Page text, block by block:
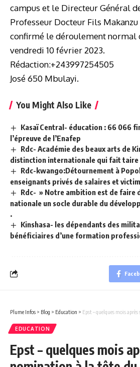
campus et le Directeur Général
Professeur Docteur Fils
confirmé le déroulement normal
vendredi 10 février 2023.
Rédaction:+243997254505
José 650 Mbulayi.
You Might Also Like
Kasaï Central- éducation : 66 066
l’épreuve de l’Enafep
Rdc- Académie des beaux arts de
distinction internationale qui fait taire
Rdc-kwango:Détournement à
enseignants privés de salaires et
Rdc- » Notre ambition est de faire
nationale un socle durable du
.
Kinshasa- les dépendants des
bénéficiaires d’une formation
Plume Infos > Blog > Education > Epst – quelques mois après sa nomination à la tête du service de
EDUCATION
Epst – quelques mois